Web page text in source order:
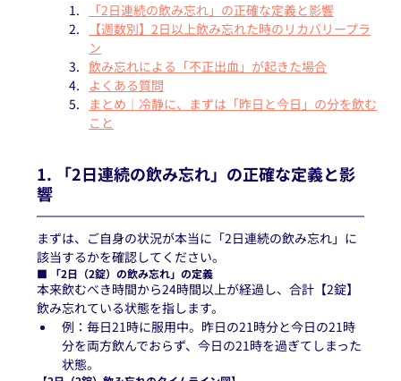
「2日連続の飲み忘れ」の正確な定義と影響
【週数別】2日以上飲み忘れた時のリカバリープラ
ン
飲み忘れによる「不正出血」が起きた場合
よくある質問
まとめ｜冷静に、まずは「昨日と今日」の分を飲む
こと
1. 「2日連続の飲み忘れ」の正確な定義と影
響
まずは、ご自身の状況が本当に「2日連続の飲み忘れ」に
該当するかを確認してください。
■ 「2日（2錠）の飲み忘れ」の定義
本来飲むべき時間から24時間以上が経過し、合計【2錠】
飲み忘れている状態を指します。
例：毎日21時に服用中。昨日の21時分と今日の21時
分を両方飲んでおらず、今日の21時を過ぎてしまった
状態。